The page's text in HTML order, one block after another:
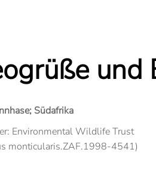
und
Südafrika
Environmental Wildlife Trust
monticularis.ZAF.1998-4541)